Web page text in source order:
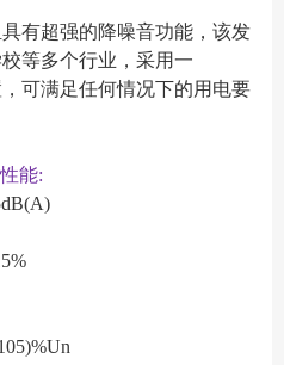
超强的降噪音功能，该发
等多个行业，采用一
可满足任何情况下的用电要
能: